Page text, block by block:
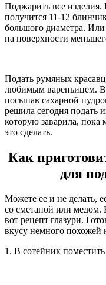
Поджарить все изделия.
получится 11-12
большого диаметра. Или
на поверхности
Подать румяных
любимым вареньицем.
посыпав сахарной
решила сегодня подать
которую заварила, пока
это сделать.
Как
для
Можете ее и не делать,
со сметаной или медом.
вот рецепт глазури.
вкусу немного похожей
1. В сотейник